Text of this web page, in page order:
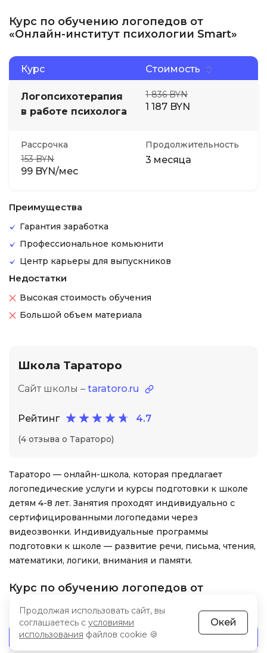
Курс по обучению логопедов от
«Онлайн-институт психологии Smart»
Курс Стоимость
Логопсихотерапия
в работе психолога
1 836 BYN
1 187 BYN
Рассрочка
153 BYN
99 BYN/мес
Продолжительность
3 месяца
Преимущества
Гарантия заработка
Профессиональное комьюнити
Центр карьеры для выпускников
Недостатки
Высокая стоимость обучения
Большой объем материала
Школа Тараторо
Сайт школы – taratoro.ru
Рейтинг 4.7
(4 отзыва о Тараторо)
Тараторо — онлайн-школа, которая предлагает
логопедические услуги и курсы подготовки к школе
детям 4-8 лет. Занятия проходят индивидуально с
сертифицированными логопедами через
видеозвонки. Индивидуальные программы
подготовки к школе — развитие речи, письма, чтения,
математики, логики, внимания и памяти.
Курс по обучению логопедов от
«Тараторо»
Курс Стоимость
Продолжая использовать сайт, вы
соглашаетесь с условиями
использования файлов cookie 🍪
Окей